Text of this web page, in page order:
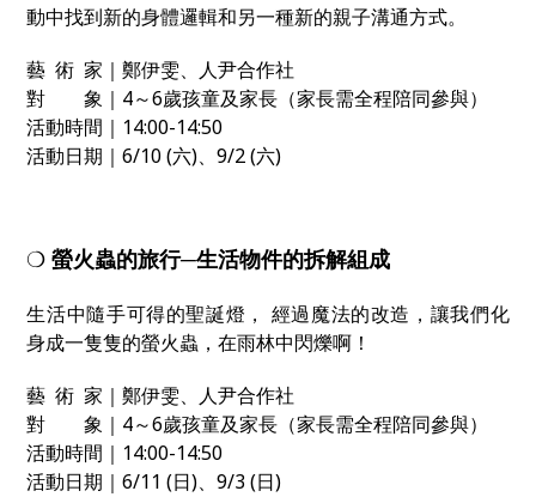
動中找到新的身體邏輯和另一種新的親子溝通方式。
藝 術 家｜鄭伊雯、人尹合作社
對 象｜4～6歲孩童及家長（家長需全程陪同參與）
活動時間｜14:00-14:50
活動日期｜6/10 (六)、9/2 (六)
❍螢火蟲的旅行─生活物件的拆解組成
生活中隨手可得的聖誕燈， 經過魔法的改造，讓我們化
身成一隻隻的螢火蟲，在雨林中閃爍啊！
藝 術 家｜鄭伊雯、人尹合作社
對 象｜4～6歲孩童及家長（家長需全程陪同參與）
活動時間｜14:00-14:50
活動日期｜6/11 (日)、9/3 (日)